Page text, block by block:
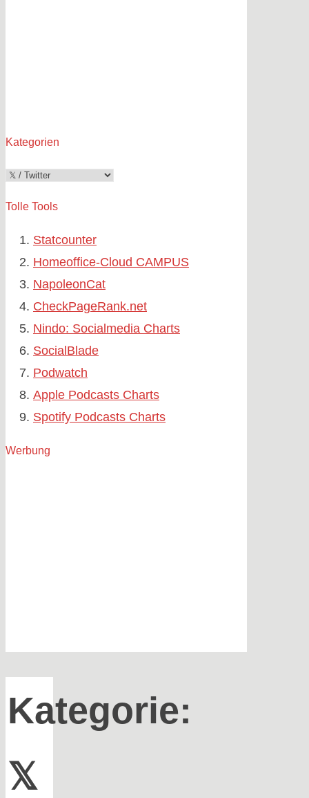
Kategorien
Kategorien
Tolle Tools
Statcounter
Homeoffice-Cloud CAMPUS
NapoleonCat
CheckPageRank.net
Nindo: Socialmedia Charts
SocialBlade
Podwatch
Apple Podcasts Charts
Spotify Podcasts Charts
Werbung
Kategorie:
𝕏